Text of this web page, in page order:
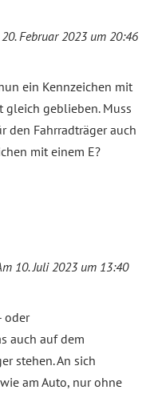
Februar 2023 um 20:46
ein Kennzeichen mit
gleich geblieben. Muss
den Fahrradträger auch
mit einem E?
10. Juli 2023 um 13:40
oder
auch auf dem
stehen. An sich
am Auto, nur ohne